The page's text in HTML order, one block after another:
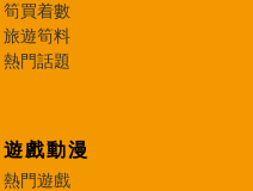
筍買着數
旅遊筍料
熱門話題
遊戲動漫
熱門遊戲